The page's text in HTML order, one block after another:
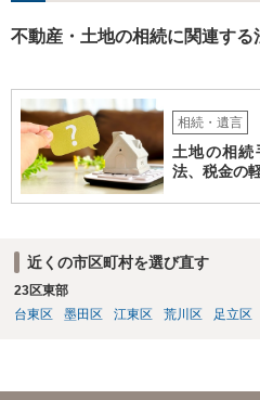
不動産・土地の相続に関連する
相続・遺言
土地の相
法、税金の
近くの市区町村を選び直す
23区東部
台東区
墨田区 江東区 荒川区 足立区